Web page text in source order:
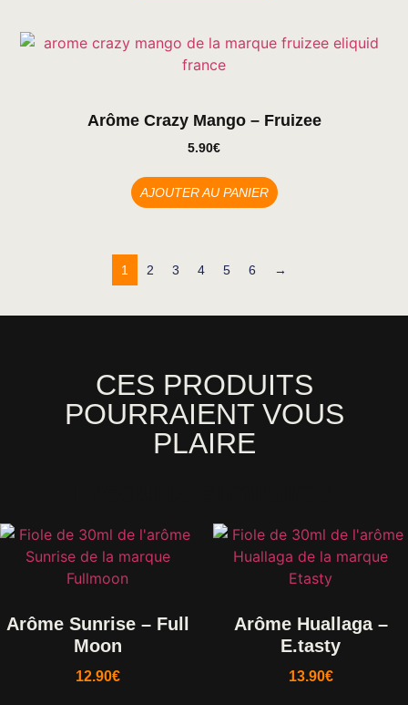
Arôme Crazy Mango – Fruizee
5.90€
AJOUTER AU PANIER
1 2 3 4 5 6 →
CES PRODUITS
POURRAIENT VOUS
PLAIRE
Arôme Sunrise – Full
Moon
12.90€
Arôme Huallaga –
E.tasty
13.90€